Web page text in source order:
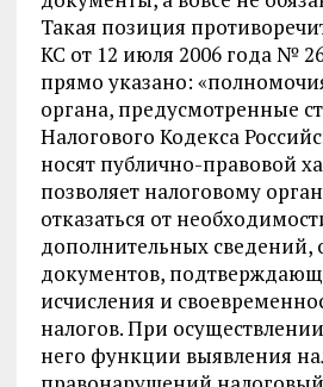
Такая позиция
КС от 12 июля 2006 года №
прямо указано:
органа, предусмотренные
Налогового Кодекса
носят публично-правовой
позволяет налоговому
отказаться от
дополнительных сведений,
документов,
исчисления и
налогов. При
него функции выявления